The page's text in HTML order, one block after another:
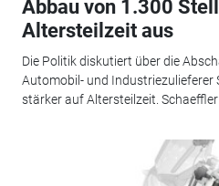
Abbau von 1.300
Altersteilzeit aus
Die Politik diskutiert über die
Automobil- und Industriezulieferer
stärker auf Altersteilzeit. Schaeffler